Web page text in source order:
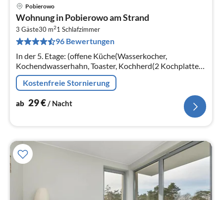
Pobierowo
Wohnung in Pobierowo am Strand
3 Gäste30 m21 Schlafzimmer
96 Bewertungen
In der 5. Etage: (offene Küche(Wasserkocher,
Kochendwasserhahn, Toaster, Kochherd(2 Kochplatten,
elektrisch), Espressomaschine, Spülmaschine,
Kühl-/Gefrierkombination)
Kostenfreie Stornierung
ab 29€/ Nacht